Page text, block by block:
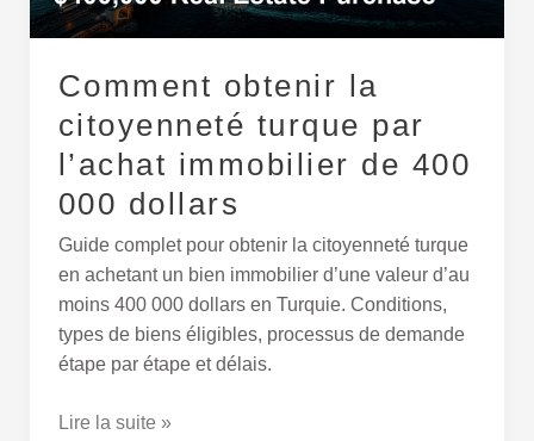
Comment obtenir la
citoyenneté turque par
l’achat immobilier de 400
000 dollars
Guide complet pour obtenir la citoyenneté turque
en achetant un bien immobilier d’une valeur d’au
moins 400 000 dollars en Turquie. Conditions,
types de biens éligibles, processus de demande
étape par étape et délais.
immobilier
de
400
000
dollars
Lire la suite »